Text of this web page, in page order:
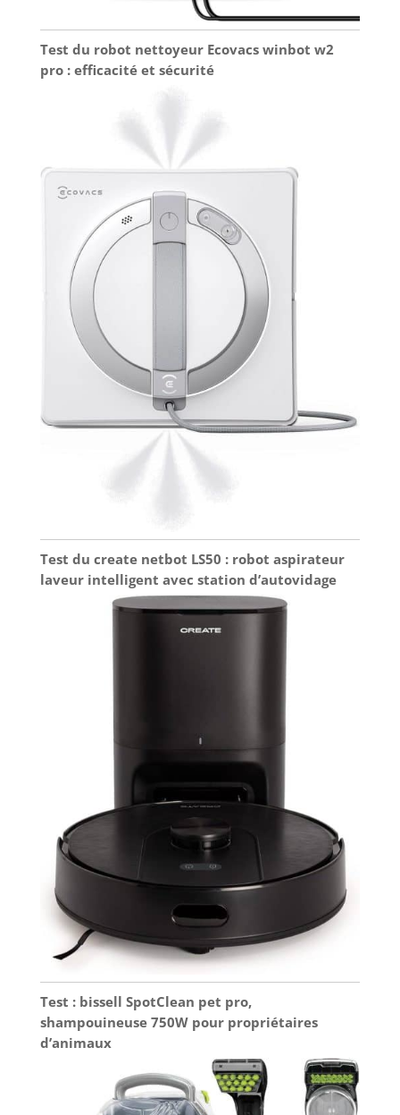
Test du robot nettoyeur Ecovacs winbot w2
pro : efficacité et sécurité
Test du create netbot LS50 : robot aspirateur
laveur intelligent avec station d’autovidage
Test : bissell SpotClean pet pro,
shampouineuse 750W pour propriétaires
d’animaux